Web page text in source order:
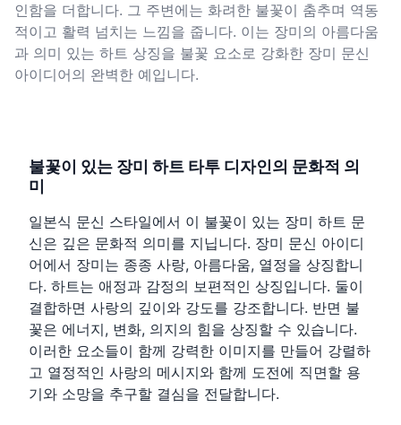
인함을 더합니다. 그 주변에는 화려한 불꽃이 춤추며 역동
적이고 활력 넘치는 느낌을 줍니다. 이는 장미의 아름다움
과 의미 있는 하트 상징을 불꽃 요소로 강화한 장미 문신
아이디어의 완벽한 예입니다.
불꽃이 있는 장미 하트 타투 디자인의 문화적 의
미
일본식 문신 스타일에서 이 불꽃이 있는 장미 하트 문
신은 깊은 문화적 의미를 지닙니다. 장미 문신 아이디
어에서 장미는 종종 사랑, 아름다움, 열정을 상징합니
다. 하트는 애정과 감정의 보편적인 상징입니다. 둘이
결합하면 사랑의 깊이와 강도를 강조합니다. 반면 불
꽃은 에너지, 변화, 의지의 힘을 상징할 수 있습니다.
이러한 요소들이 함께 강력한 이미지를 만들어 강렬하
고 열정적인 사랑의 메시지와 함께 도전에 직면할 용
기와 소망을 추구할 결심을 전달합니다.